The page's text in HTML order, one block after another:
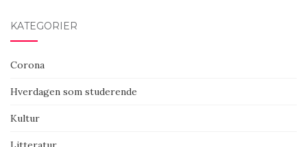
KATEGORIER
Corona
Hverdagen som studerende
Kultur